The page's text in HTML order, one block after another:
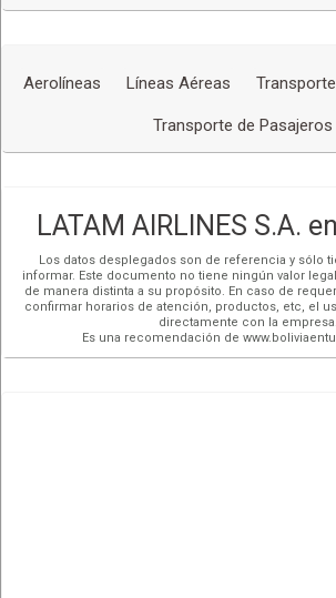
Aerolíneas Líneas Aéreas
Transporte de Pasajeros
LATAM AIRLINES S.A.
Los datos desplegados son de referencia y sólo
informar. Este documento no tiene ningún valor
de manera distinta a su propósito. En caso de
confirmar horarios de atención, productos, etc, el
directamente con la empresa.
Es una recomendación de